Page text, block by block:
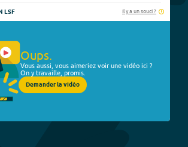
LSF Il y a un souci ?
Oups.
Vous aussi, vous aimeriez voir une vidéo ici ?
On y travaille, promis.
Demander la vidéo